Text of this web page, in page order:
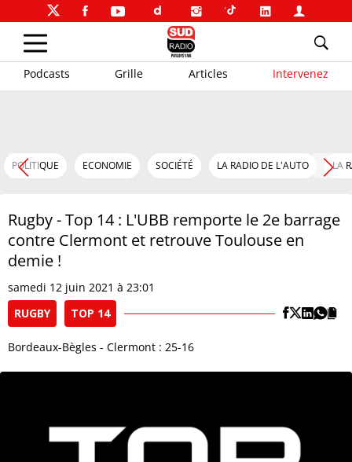
Podcasts Grille Articles Intervenez
POLITIQUE ECONOMIE SOCIÉTÉ LA RADIO DE L'AUTO LA
Rugby - Top 14 : L'UBB remporte le 2e barrage
contre Clermont et retrouve Toulouse en
demie !
samedi 12 juin 2021 à 23:01
RUGBY
TOP 14
Bordeaux-Bègles - Clermont : 25-16